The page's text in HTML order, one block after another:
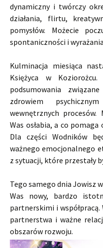
dynamiczny i twórczy
działania, flirtu,
pomysłów. Możecie
spontaniczności i
Kulminacja miesiąca
Księżyca w
podsumowania
zdrowiem
wewnętrznych procesów.
Was osłabia, a co
Dla części Wodników
ważnego emocjonalnego
z sytuacji, które przestały
Tego samego dnia Jowisz
Was nowy, bardzo
partnerskimi i
partnerstwa i ważne
obszarów rozwoju.